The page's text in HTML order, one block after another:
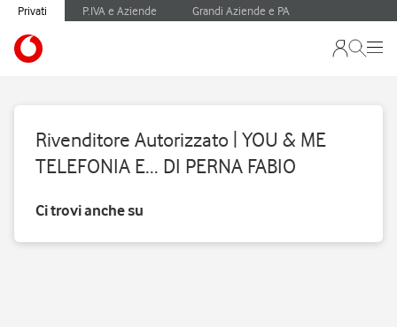
Privati P.IVA e Aziende Grandi Aziende e PA
Rivenditore Autorizzato | YOU & ME
TELEFONIA E... DI PERNA FABIO
Ci trovi anche su